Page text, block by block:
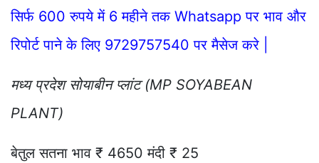
सिर्फ 600 रुपये में 6 महीने तक Whatsapp पर भाव और
रिपोर्ट पाने के लिए 9729757540 पर मैसेज करे |
मध्य प्रदेश सोयाबीन प्लांट (MP SOYABEAN
PLANT)
बेतुल सतना भाव ₹ 4650 मंदी ₹ 25